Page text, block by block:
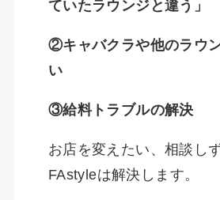
ていたラウンジと違う」
②キャバクラや他のラウ
い
③給料トラブルの解決
お店を変えたい、相談し
FAstyleは解決します。